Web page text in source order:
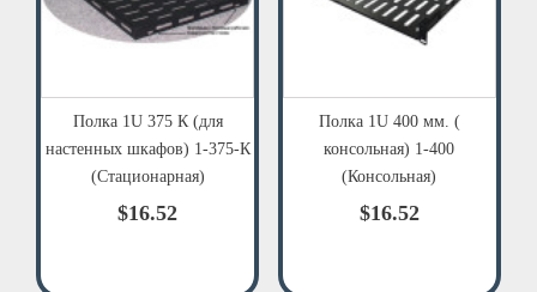
Полка 1U 375 К (для
настенных шкафов) 1-375-К
(Стационарная)
$16.52
Полка 1U 400 мм. (
консольная) 1-400
(Консольная)
$16.52